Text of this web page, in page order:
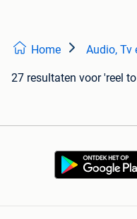
Home Audio, Tv
27 resultaten voor 'reel